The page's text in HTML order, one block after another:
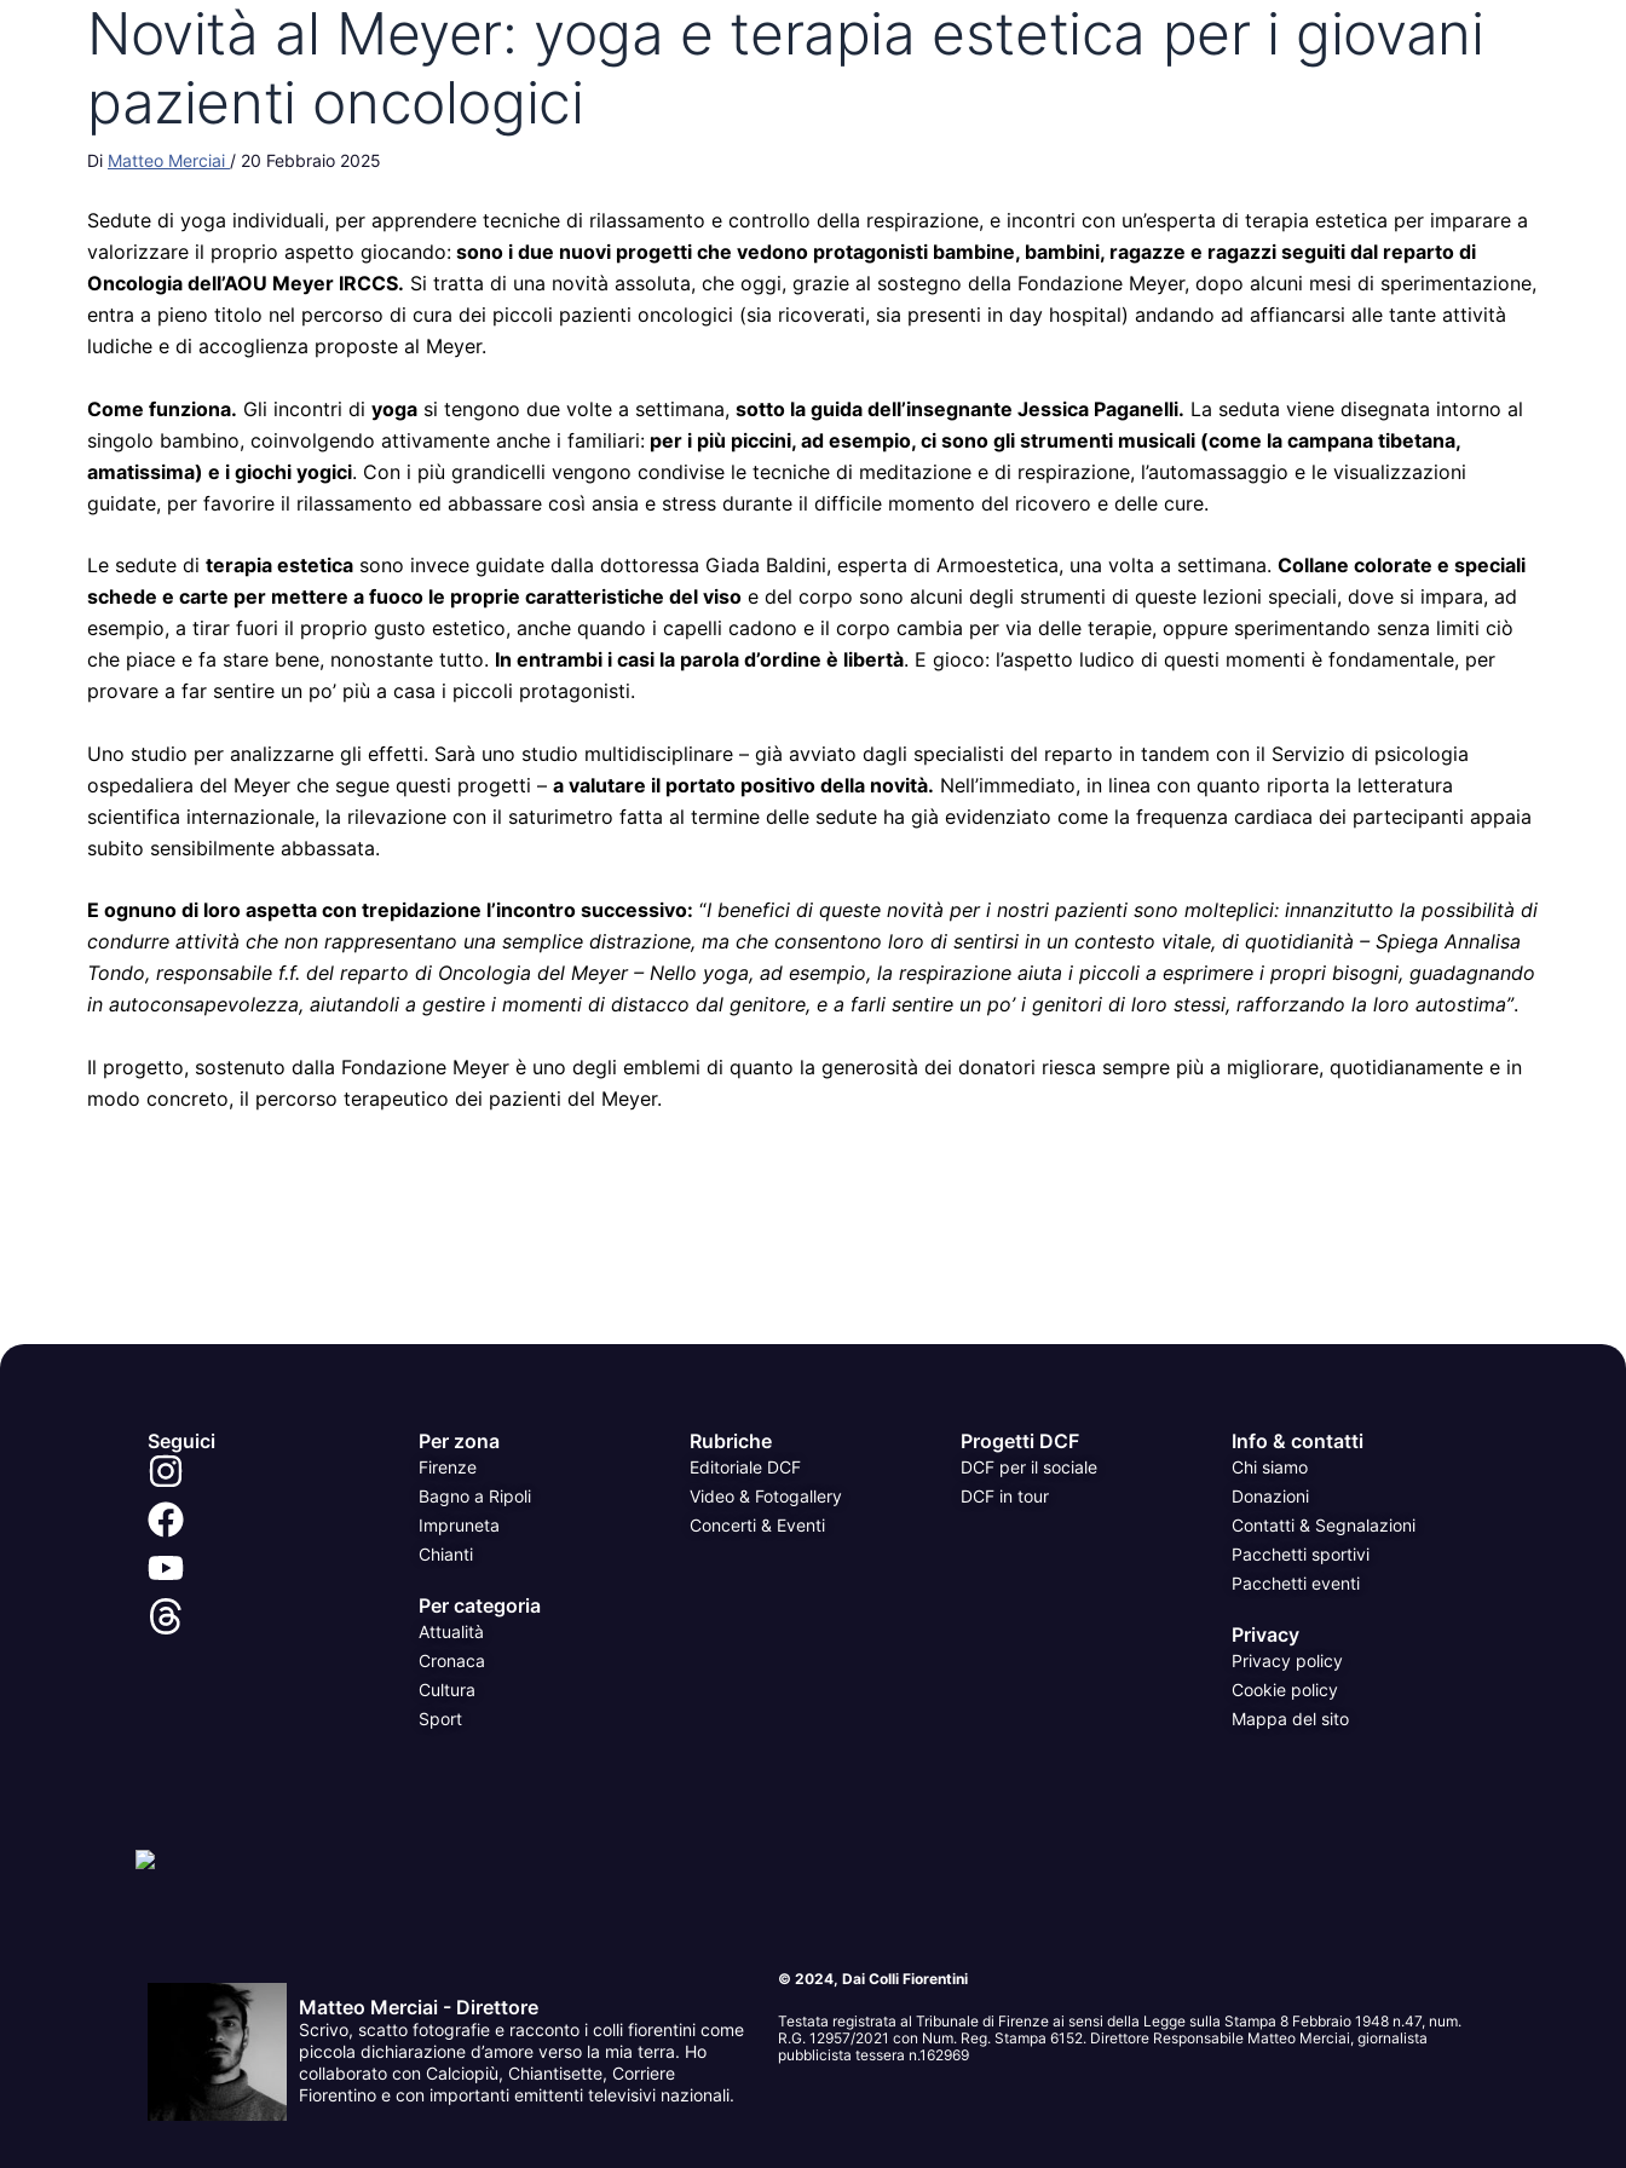
Novità al Meyer: yoga e terapia estetica per i giovani
pazienti oncologici
Di Matteo Merciai / 20 Febbraio 2025
Sedute di yoga individuali, per apprendere tecniche di rilassamento e controllo della respirazione, e incontri con un’esperta di terapia estetica per imparare a
valorizzare il proprio aspetto giocando: sono i due nuovi progetti che vedono protagonisti bambine, bambini, ragazze e ragazzi seguiti dal reparto di
Oncologia dell’AOU Meyer IRCCS. Si tratta di una novità assoluta, che oggi, grazie al sostegno della Fondazione Meyer, dopo alcuni mesi di sperimentazione,
entra a pieno titolo nel percorso di cura dei piccoli pazienti oncologici (sia ricoverati, sia presenti in day hospital) andando ad affiancarsi alle tante attività
ludiche e di accoglienza proposte al Meyer.
Come funziona. Gli incontri di yoga si tengono due volte a settimana, sotto la guida dell’insegnante Jessica Paganelli. La seduta viene disegnata intorno al
singolo bambino, coinvolgendo attivamente anche i familiari: per i più piccini, ad esempio, ci sono gli strumenti musicali (come la campana tibetana,
amatissima) e i giochi yogici. Con i più grandicelli vengono condivise le tecniche di meditazione e di respirazione, l’automassaggio e le visualizzazioni
guidate, per favorire il rilassamento ed abbassare così ansia e stress durante il difficile momento del ricovero e delle cure.
Le sedute di terapia estetica sono invece guidate dalla dottoressa Giada Baldini, esperta di Armoestetica, una volta a settimana. Collane colorate e speciali
schede e carte per mettere a fuoco le proprie caratteristiche del viso e del corpo sono alcuni degli strumenti di queste lezioni speciali, dove si impara, ad
esempio, a tirar fuori il proprio gusto estetico, anche quando i capelli cadono e il corpo cambia per via delle terapie, oppure sperimentando senza limiti ciò
che piace e fa stare bene, nonostante tutto. In entrambi i casi la parola d’ordine è libertà. E gioco: l’aspetto ludico di questi momenti è fondamentale, per
provare a far sentire un po’ più a casa i piccoli protagonisti.
Uno studio per analizzarne gli effetti. Sarà uno studio multidisciplinare – già avviato dagli specialisti del reparto in tandem con il Servizio di psicologia
ospedaliera del Meyer che segue questi progetti – a valutare il portato positivo della novità. Nell’immediato, in linea con quanto riporta la letteratura
scientifica internazionale, la rilevazione con il saturimetro fatta al termine delle sedute ha già evidenziato come la frequenza cardiaca dei partecipanti appaia
subito sensibilmente abbassata.
E ognuno di loro aspetta con trepidazione l’incontro successivo: “I benefici di queste novità per i nostri pazienti sono molteplici: innanzitutto la possibilità di
condurre attività che non rappresentano una semplice distrazione, ma che consentono loro di sentirsi in un contesto vitale, di quotidianità – Spiega Annalisa
Tondo, responsabile f.f. del reparto di Oncologia del Meyer – Nello yoga, ad esempio, la respirazione aiuta i piccoli a esprimere i propri bisogni, guadagnando
in autoconsapevolezza, aiutandoli a gestire i momenti di distacco dal genitore, e a farli sentire un po’ i genitori di loro stessi, rafforzando la loro autostima”.
Il progetto, sostenuto dalla Fondazione Meyer è uno degli emblemi di quanto la generosità dei donatori riesca sempre più a migliorare, quotidianamente e in
modo concreto, il percorso terapeutico dei pazienti del Meyer.
Seguici Per zona
Firenze
Bagno a Ripoli
Impruneta
Chianti
Per categoria
Attualità
Cronaca
Cultura
Sport
Rubriche
Editoriale DCF
Video & Fotogallery
Concerti & Eventi
Progetti DCF
DCF per il sociale
DCF in tour
Info & contatti
Chi siamo
Donazioni
Contatti & Segnalazioni
Pacchetti sportivi
Pacchetti eventi
Privacy
Privacy policy
Cookie policy
Mappa del sito
Matteo Merciai - Direttore
Scrivo, scatto fotografie e racconto i colli fiorentini come
piccola dichiarazione d’amore verso la mia terra. Ho
collaborato con Calciopiù, Chiantisette, Corriere
Fiorentino e con importanti emittenti televisivi nazionali.
© 2024, Dai Colli Fiorentini
Testata registrata al Tribunale di Firenze ai sensi della Legge sulla Stampa 8 Febbraio 1948 n.47, num.
R.G. 12957/2021 con Num. Reg. Stampa 6152. Direttore Responsabile Matteo Merciai, giornalista
pubblicista tessera n.162969